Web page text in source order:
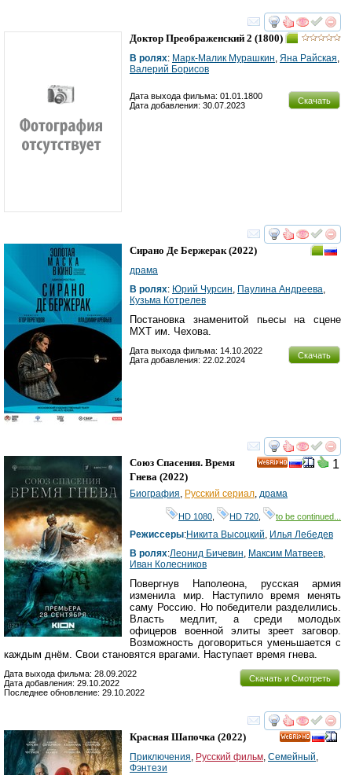
смотреть
Доктор Преображенский 2 (1800)
В ролях: Марк-Малик Мурашкин, Яна Райская,
Валерий Борисов
Скачать
Дата выхода фильма: 01.01.1800
Дата добавления: 30.07.2023
смотреть
Сирано Де Бержерак(2022)
драма
В ролях: Юрий Чурсин, Паулина Андреева,
Кузьма Котрелев
Постановка знаменитой пьесы на сцене
МХТ им. Чехова.
Скачать
Дата выхода фильма: 14.10.2022
Дата добавления: 22.02.2024
смотреть
1
Союз Спасения. Время
Гнева (2022)
Биография, Русский сериал, драма
HD 1080 HD 720 to be continued...
Режиссеры:Никита Высоцкий, Илья Лебедев
В ролях:Леонид Бичевин, Максим Матвеев,
Иван Колесников
Повергнув Наполеона, русская армия
изменила мир. Наступило время менять
саму Россию. Но победители разделились.
Власть медлит, а cреди молодых
офицеров военной элиты зреет заговор.
Возможность договориться уменьшается с
каждым днём. Свои становятся врагами. Наступает время гнева.
Скачать и Смотреть
Дата выхода фильма: 28.09.2022
Дата добавления: 29.10.2022
Последнее обновление: 29.10.2022
смотреть
Красная Шапочка (2022)
Приключения, Русский фильм, Семейный,
Фэнтези